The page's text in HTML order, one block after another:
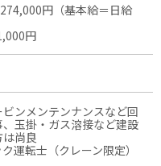
円（基本給＝日給
円
ンメンテンナンスなど回
玉掛・ガス溶接など建設
尚良
運転士（クレーン限定）